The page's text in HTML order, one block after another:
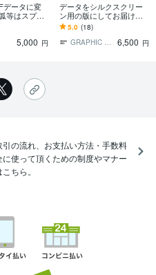
データに変
等はスプラ
まいます
り良い！
5,000 円
データをシルクスクリー
ン用の版にしてお届けし
ます ご自身でオリジナル
のプリントアイテム作り
が楽しめます
5.0 (18)
GRAPHIC BASE
6,500 円
の流れ、お支払い方法・手数料
使って頂くための制度やマナー
ちら。